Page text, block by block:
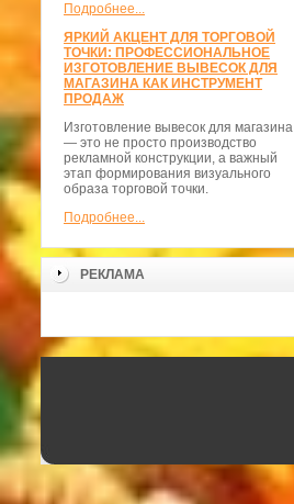
Подробнее...
ЯРКИЙ АКЦЕНТ ДЛЯ ТОРГОВОЙ
ТОЧКИ: ПРОФЕССИОНАЛЬНОЕ
ИЗГОТОВЛЕНИЕ ВЫВЕСОК ДЛЯ
МАГАЗИНА КАК ИНСТРУМЕНТ
ПРОДАЖ
Изготовление вывесок для магазина
— это не просто производство
рекламной конструкции, а важный
этап формирования визуального
образа торговой точки.
Подробнее...
РЕКЛАМА